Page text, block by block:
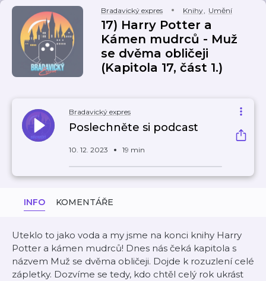
Bradavický expres Knihy, Umění
17) Harry Potter a
Kámen mudrců - Muž
se dvěma obličeji
(Kapitola 17, část 1.)
Bradavický expres
Poslechněte si podcast
10. 12. 2023 19 min
INFO KOMENTÁŘE
Uteklo to jako voda a my jsme na konci knihy Harry
Potter a kámen mudrců! Dnes nás čeká kapitola s
názvem Muž se dvěma obličeji. Dojde k rozuzlení celé
zápletky. Dozvíme se tedy, kdo chtěl celý rok ukrást